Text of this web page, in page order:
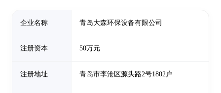
企业名称 青岛大森环保设备有限公司
注册资本 50万元
注册地址 青岛市李沧区源头路2号1802户